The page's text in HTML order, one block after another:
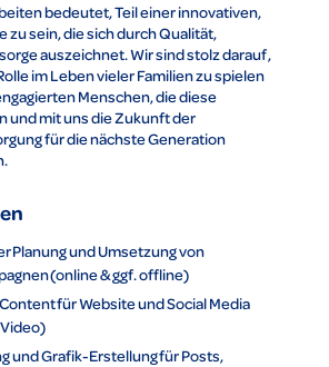
bedeutet, Teil einer innovativen,
zu sein, die sich durch Qualität,
auszeichnet. Wir sind stolz darauf,
im Leben vieler Familien zu spielen
Menschen, die diese
und mit uns die Zukunft der
für die nächste Generation
Planung und Umsetzung von
(online & ggf. offline)
für Website und Social Media
und Grafik-Erstellung für Posts,